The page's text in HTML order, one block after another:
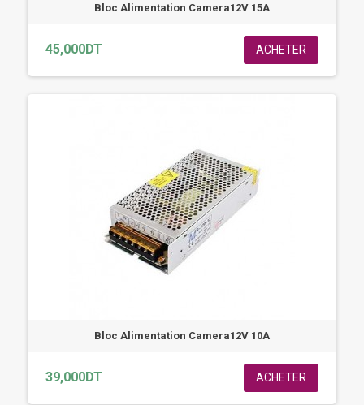
Bloc Alimentation Camera12V 15A
45,000DT ACHETER
Bloc Alimentation Camera12V 10A
39,000DT ACHETER